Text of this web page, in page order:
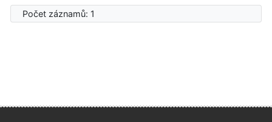
Počet záznamů: 1